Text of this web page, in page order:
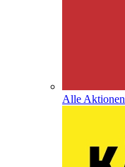
Alle Aktionen